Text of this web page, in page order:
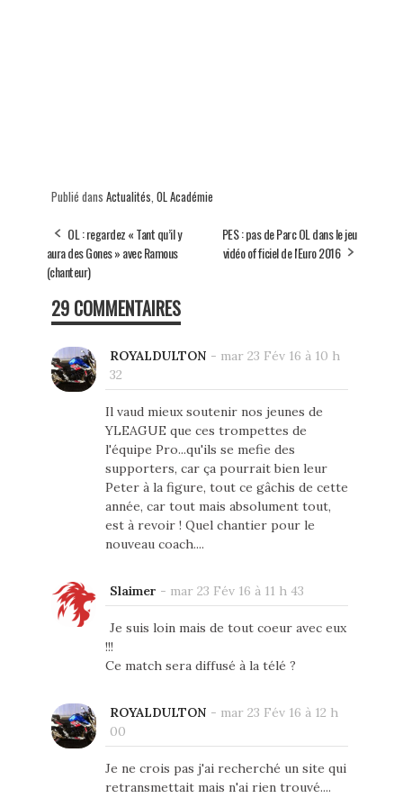
Publié dans Actualités OL Académie
OL : regardez « Tant qu’il y
aura des Gones » avec Ramous
(chanteur)
PES : pas de Parc OL dans le jeu
vidéo officiel de l'Euro 2016
29 COMMENTAIRES
ROYALDULTON - mar 23 Fév 16 à 10 h
32
Il vaud mieux soutenir nos jeunes de
YLEAGUE que ces trompettes de
l'équipe Pro...qu'ils se mefie des
supporters, car ça pourrait bien leur
Peter à la figure, tout ce gâchis de cette
année, car tout mais absolument tout,
est à revoir ! Quel chantier pour le
nouveau coach....
Slaimer - mar 23 Fév 16 à 11 h 43
Je suis loin mais de tout coeur avec eux
!!!
Ce match sera diffusé à la télé ?
ROYALDULTON - mar 23 Fév 16 à 12 h
00
Je ne crois pas j'ai recherché un site qui
retransmettait mais n'ai rien trouvé....